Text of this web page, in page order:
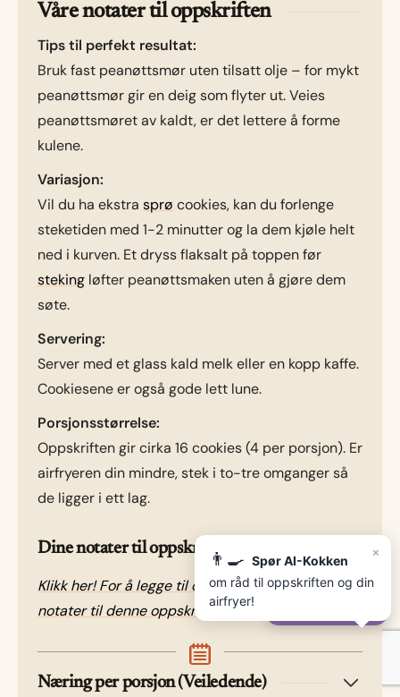
Våre notater til oppskriften
Tips til perfekt resultat:
Bruk fast peanøttsmør uten tilsatt olje – for mykt
peanøttsmør gir en deig som flyter ut. Veies
peanøttsmøret av kaldt, er det lettere å forme
kulene.
Variasjon:
Vil du ha ekstra sprø cookies, kan du forlenge
steketiden med 1-2 minutter og la dem kjøle helt
ned i kurven. Et dryss flaksalt på toppen før
steking løfter peanøttsmaken uten å gjøre dem
søte.
Servering:
Server med et glass kald melk eller en kopp kaffe.
Cookiesene er også gode lett lune.
Porsjonsstørrelse:
Oppskriften gir cirka 16 cookies (4 per porsjon). Er
airfryeren din mindre, stek i to-tre omganger så
de ligger i ett lag.
Dine notater til oppskriften
Klikk her! For å legge til og lagre dine egne
notater til denne oppskriften.
Næring per porsjon (Veiledende)
×
👨‍🍳 Spør AI-Kokken
om råd til oppskriften og din
airfryer!